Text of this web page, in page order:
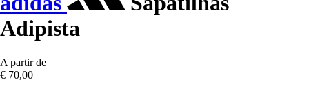
Adipista
A partir de
€ 70,00